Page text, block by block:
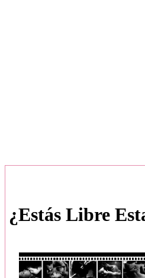
¿Estás Libre